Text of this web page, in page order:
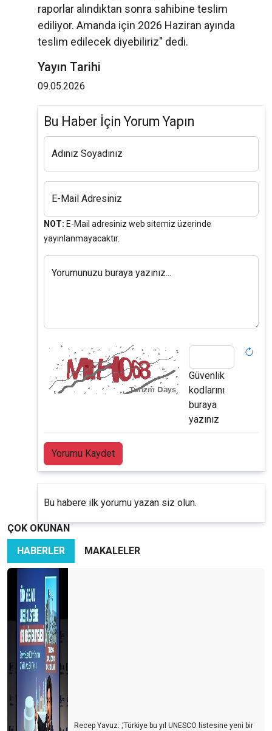
raporlar alındıktan sonra sahibine teslim
ediliyor. Amanda için 2026 Haziran ayında
teslim edilecek diyebiliriz" dedi.
Yayın Tarihi
09.05.2026
Bu Haber İçin Yorum Yapın
Adınız Soyadınız
E-Mail Adresiniz
NOT: E-Mail adresiniz web sitemiz üzerinde
yayınlanmayacaktır.
Yorumunuzu buraya yazınız...
Güvenlik
kodlarını
buraya
yazınız
Yorumu Kaydet
Bu habere ilk yorumu yazan siz olun.
ÇOK OKUNAN
HABERLER
MAKALELER
Recep Yavuz: ‚‘Türkiye bu yıl UNESCO listesine yeni bir